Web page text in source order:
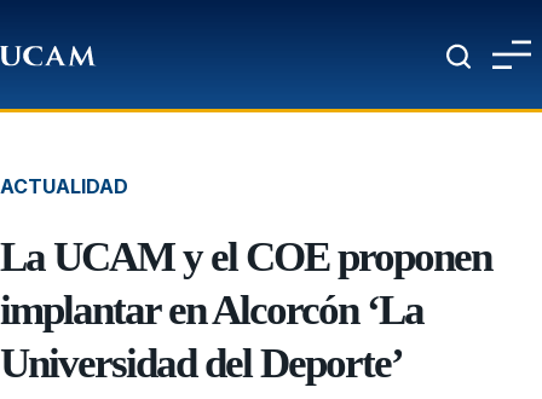
ACTUALIDAD
La UCAM y el COE proponen
implantar en Alcorcón ‘La
Universidad del Deporte’